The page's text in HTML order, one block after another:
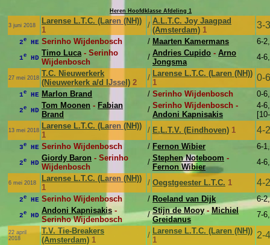
Heren Hoofdklasse Afdeling 1
3 juni 2018
Larense L.T.C. (Laren (NH))
1
/ A.L.T.C. Joy Jaagpad
(Amsterdam) 1 3-3
2e HE Serinho Wijdenbosch / Maarten Kamermans 6-
1e HD
Timo Luca- Serinho
Wijdenbosch
/ Andries Cupido - Arno
Jongsma
4-
27 mei 2018 T.C. Nieuwerkerk
(Nieuwerkerk a/d IJssel) 2
/ Larense L.T.C. (Laren (NH))
1
0-6
1e HE Marlon Brand / Serinho Wijdenbosch 0-
2e HD
Tom Moonen - Fabian
Brand
/ Serinho Wijdenbosch -
Andoni Kapnisakis
4-
13 mei 2018 Larense L.T.C. (Laren (NH))
1
/ E.L.T.V. (Eindhoven) 1 4-2
3e HE Serinho Wijdenbosch / Fernon Wibier 6-
2e HD
Giordy Baron - Serinho
Wijdenbosch
/ Stephen Noteboom -
Fernon Wibier
4-
6 mei 2018
Larense L.T.C. (Laren (NH))
1
/ Oegstgeester L.T.C. 1 4-2
2e HE Serinho Wijdenbosch / Roeland van Dijk 6-
2e HD
Andoni Kapnisakis -
Serinho Wijdenbosch
/ Stijn de Mooy-Michiel
Greidanus
7-
22 april
2018
T.V. Tie-Breakers
(Amsterdam) 1
/ Larense L.T.C. (Laren (NH))
1
2-4